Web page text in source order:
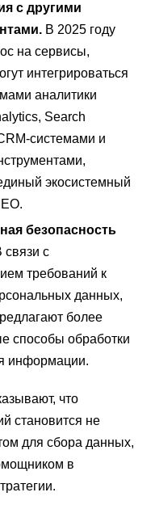
с другими
В 2025 году
на сервисы,
интегрироваться
аналитики
Search
системами и
экосистемный
безопасность
связи с
требований к
данных,
более
способы обработки
информации.
что
становится не
для сбора данных,
в